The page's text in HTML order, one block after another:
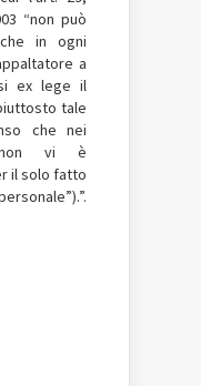
“non può
in ogni
a
ex lege il
tale
che nei
non vi è
il solo fatto